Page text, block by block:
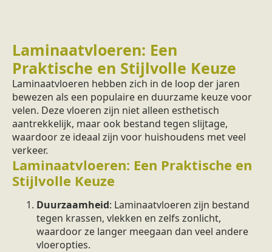
Laminaatvloeren: Een
Praktische en Stijlvolle Keuze
Laminaatvloeren hebben zich in de loop der jaren
bewezen als een populaire en duurzame keuze voor
velen. Deze vloeren zijn niet alleen esthetisch
aantrekkelijk, maar ook bestand tegen slijtage,
waardoor ze ideaal zijn voor huishoudens met veel
verkeer.
Laminaatvloeren: Een Praktische en
Stijlvolle Keuze
Duurzaamheid: Laminaatvloeren zijn bestand
tegen krassen, vlekken en zelfs zonlicht,
waardoor ze langer meegaan dan veel andere
vloeropties.